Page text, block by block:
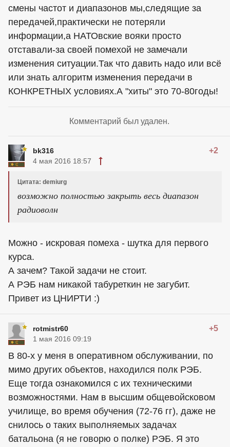
смены частот и диапазонов мы,следящие за
передачей,практически не потеряли
информации,а НАТОвские вояки просто
отставали-за своей помехой не замечали
изменения ситуации.Так что давить надо или всё
или знать алгоритм изменения передачи в
КОНКРЕТНЫХ условиях.А "хиты" это 70-80годы!
Комментарий был удален.
bk316 +2
4 мая 2016 18:57
Цитата: demiurg
возможно полностью закрыть весь диапазон
радиоволн
Можно - искровая помеха - шутка для первого
курса.
А зачем? Такой задачи не стоит.
А РЭБ нам никакой табуреткин не загубит.
Привет из ЦНИРТИ :)
rotmistr60 +5
1 мая 2016 09:19
В 80-х у меня в оперативном обслуживании, по
мимо других объектов, находился полк РЭБ.
Еще тогда ознакомился с их техническими
возможностями. Нам в высшим общевойсковом
училище, во время обучения (72-76 гг), даже не
снилось о таких выполняемых задачах
батальона (я не говорю о полке) РЭБ. Я это